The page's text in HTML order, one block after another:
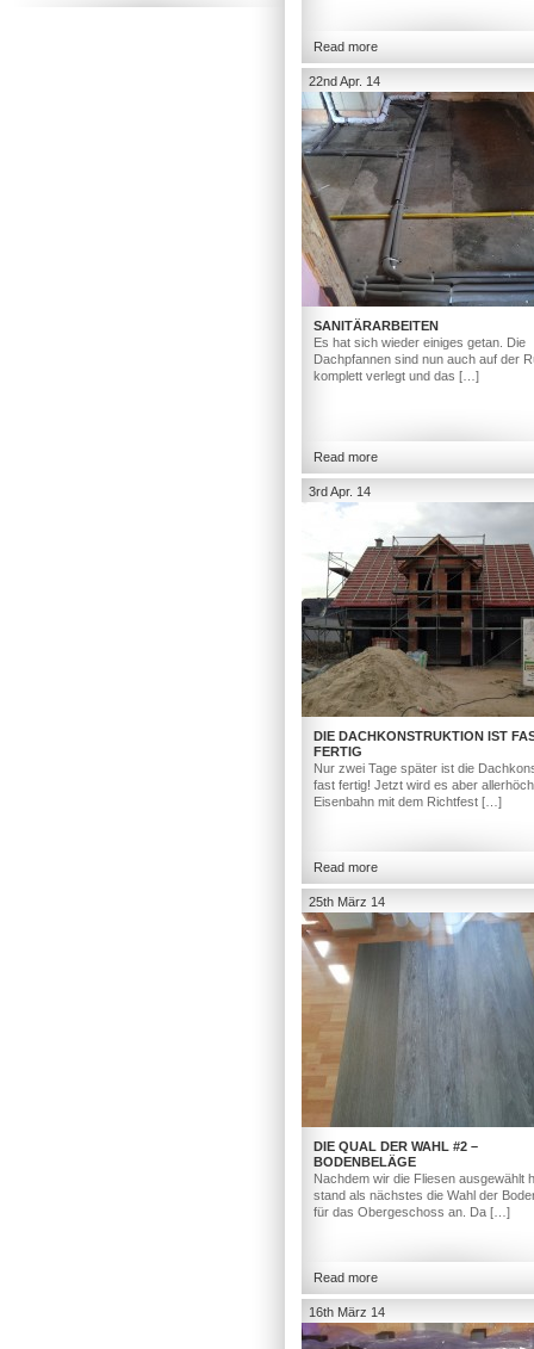
Read more
22nd Apr. 14
SANITÄRARBEITEN
Es hat sich wieder einiges getan. Die
Dachpfannen sind nun auch auf der
komplett verlegt und das […]
Read more
3rd Apr. 14
DIE DACHKONSTRUKTION IST
FERTIG
Nur zwei Tage später ist die
fast fertig! Jetzt wird es aber
Eisenbahn mit dem Richtfest […]
Read more
25th März 14
DIE QUAL DER WAHL #2 –
BODENBELÄGE
Nachdem wir die Fliesen ausgewählt
stand als nächstes die Wahl der
für das Obergeschoss an. Da […]
Read more
16th März 14